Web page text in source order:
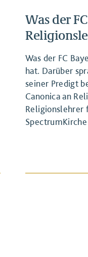
Was der
Was der FC
hat. Darüber
seiner Predigt
Canonica an
Religionslehrer